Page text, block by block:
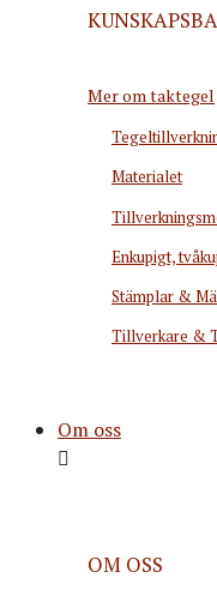
Mer om taktegel
Materialet
Enkupigt,
Stämplar &
Tillverkare &
Om oss
OM OSS